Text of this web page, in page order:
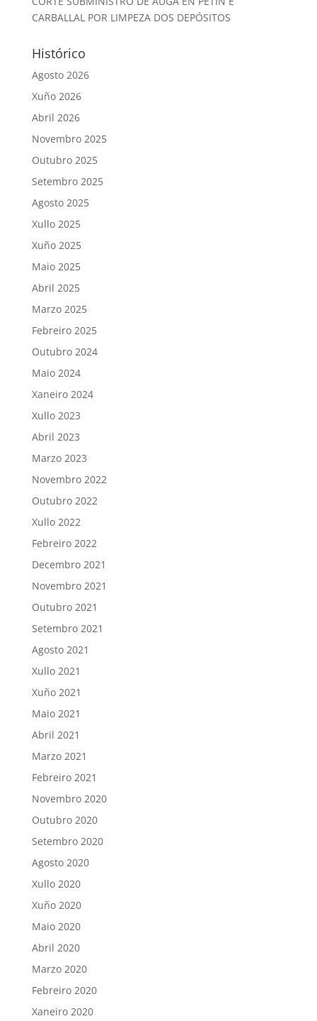
CARBALLAL POR LIMPEZA DOS DEPÓSITOS
Histórico
Agosto 2026
Xuño 2026
Abril 2026
Novembro 2025
Outubro 2025
Setembro 2025
Agosto 2025
Xullo 2025
Xuño 2025
Maio 2025
Abril 2025
Marzo 2025
Febreiro 2025
Outubro 2024
Maio 2024
Xaneiro 2024
Xullo 2023
Abril 2023
Marzo 2023
Novembro 2022
Outubro 2022
Xullo 2022
Febreiro 2022
Decembro 2021
Novembro 2021
Outubro 2021
Setembro 2021
Agosto 2021
Xullo 2021
Xuño 2021
Maio 2021
Abril 2021
Marzo 2021
Febreiro 2021
Novembro 2020
Outubro 2020
Setembro 2020
Agosto 2020
Xullo 2020
Xuño 2020
Maio 2020
Abril 2020
Marzo 2020
Febreiro 2020
Xaneiro 2020